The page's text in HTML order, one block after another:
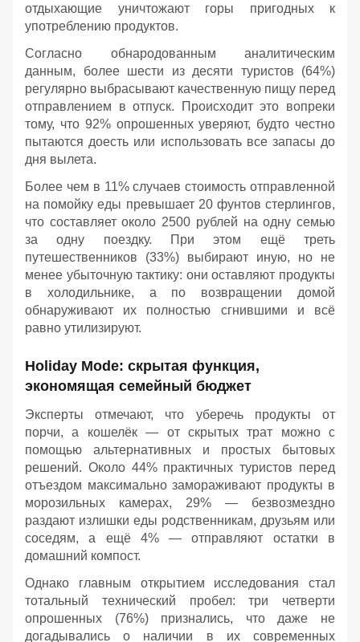
отдыхающие уничтожают горы пригодных к
употреблению продуктов.
Согласно обнародованным аналитическим
данным, более шести из десяти туристов (64%)
регулярно выбрасывают качественную пищу перед
отправлением в отпуск. Происходит это вопреки
тому, что 92% опрошенных уверяют, будто честно
пытаются доесть или использовать все запасы до
дня вылета.
Более чем в 11% случаев стоимость отправленной
на помойку еды превышает 20 фунтов стерлингов,
что составляет около 2500 рублей на одну семью
за одну поездку. При этом ещё треть
путешественников (33%) выбирают иную, но не
менее убыточную тактику: они оставляют продукты
в холодильнике, а по возвращении домой
обнаруживают их полностью сгнившими и всё
равно утилизируют.
Holiday Mode: скрытая функция,
экономящая семейный бюджет
Эксперты отмечают, что уберечь продукты от
порчи, а кошелёк — от скрытых трат можно с
помощью альтернативных и простых бытовых
решений. Около 44% практичных туристов перед
отъездом максимально замораживают продукты в
морозильных камерах, 29% — безвозмездно
раздают излишки еды родственникам, друзьям или
соседям, а ещё 4% — отправляют остатки в
домашний компост.
Однако главным открытием исследования стал
тотальный технический пробел: три четверти
опрошенных (76%) признались, что даже не
догадывались о наличии в их современных